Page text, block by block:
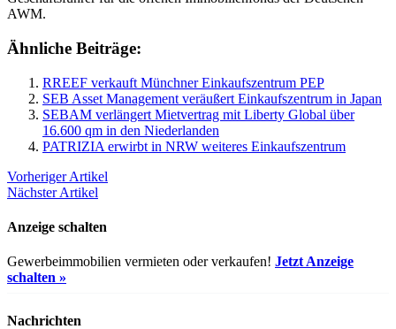
AWM.
Ähnliche Beiträge:
RREEF verkauft Münchner Einkaufszentrum PEP
SEB Asset Management veräußert Einkaufszentrum in Japan
SEBAM verlängert Mietvertrag mit Liberty Global über
16.600 qm in den Niederlanden
PATRIZIA erwirbt in NRW weiteres Einkaufszentrum
Vorheriger Artikel
Nächster Artikel
Anzeige schalten
Gewerbeimmobilien vermieten oder verkaufen! Jetzt Anzeige
schalten »
Nachrichten